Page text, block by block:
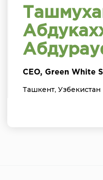
CEO, Green White
Ташкент, Узбекистан